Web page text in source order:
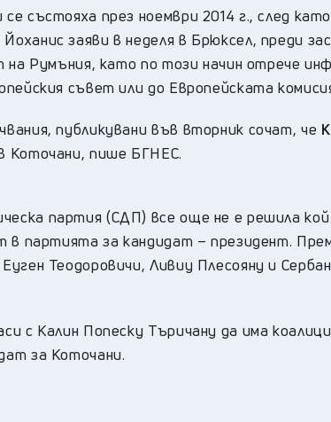
състояха през ноември 2014 г., след като
заяви в неделя в Брюксел, преди
на Румъния, като по този начин отрече
съвет или до Европейската
публикувани във вторник сочат, че
Коточани, пише БГНЕС.
партия (СДП) все още не е решила
в партията за кандидат – президент.
Теодоровичи, Ливиу Плесояну и
с Калин Попеску Търичану да има
за Коточани.